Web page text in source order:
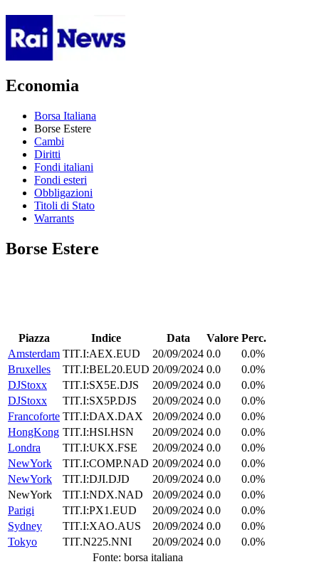
Economia
Borsa Italiana
Borse Estere
Cambi
Diritti
Fondi italiani
Fondi esteri
Obbligazioni
Titoli di Stato
Warrants
Borse Estere
Piazza Indice Data Valore Perc.
Amsterdam TIT.I:AEX.EUD 20/09/2024 0.0
0.0%
Bruxelles
TIT.I:BEL20.EUD 20/09/2024 0.0
0.0%
DJStoxx
TIT.I:SX5E.DJS 20/09/2024 0.0
0.0%
DJStoxx
TIT.I:SX5P.DJS 20/09/2024 0.0
0.0%
Francoforte TIT.I:DAX.DAX 20/09/2024 0.0
0.0%
HongKong TIT.I:HSI.HSN 20/09/2024 0.0
0.0%
Londra
TIT.I:UKX.FSE 20/09/2024 0.0
0.0%
NewYork
TIT.I:COMP.NAD 20/09/2024 0.0
0.0%
NewYork
TIT.I:DJI.DJD 20/09/2024 0.0
0.0%
NewYork
TIT.I:NDX.NAD 20/09/2024 0.0
0.0%
Parigi
TIT.I:PX1.EUD 20/09/2024 0.0
0.0%
Sydney
TIT.I:XAO.AUS 20/09/2024 0.0
0.0%
Tokyo
TIT.N225.NNI 20/09/2024 0.0
0.0%
Fonte: borsa italiana